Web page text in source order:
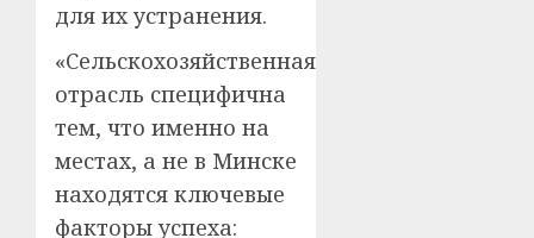
для их устранения.
«Сельскохозяйственная
отрасль специфична
тем, что именно на
местах, а не в Минске
находятся ключевые
факторы успеха: